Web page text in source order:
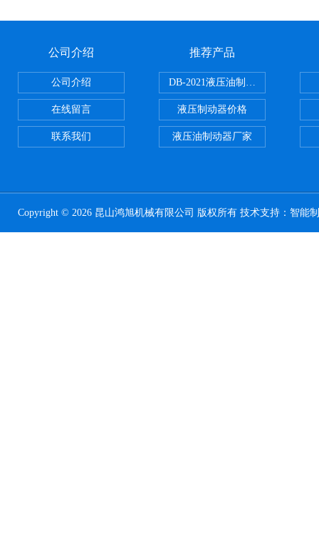
公司介绍
公司介绍
在线留言
联系我们
推荐产品
DB-2021液压油制动器
液压制动器价格
液压油制动器厂家
Copyright © 2026 昆山鸿旭机械有限公司 版权所有 技术支持： 智能